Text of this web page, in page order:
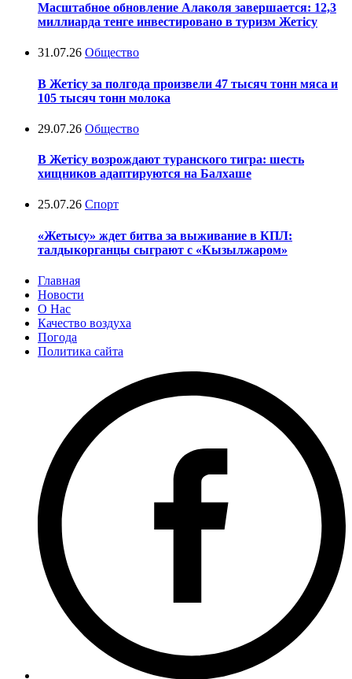
Масштабное обновление Алаколя завершается: 12,3
миллиарда тенге инвестировано в туризм Жетісу
31.07.26 Общество
В Жетісу за полгода произвели 47 тысяч тонн мяса и
105 тысяч тонн молока
29.07.26 Общество
В Жетісу возрождают туранского тигра: шесть
хищников адаптируются на Балхаше
25.07.26 Спорт
«Жетысу» ждет битва за выживание в КПЛ:
талдыкорганцы сыграют с «Кызылжаром»
Главная
Новости
О Нас
Качество воздуха
Погода
Политика сайта